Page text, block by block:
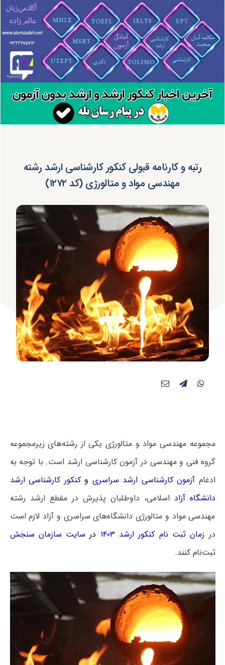
رتبه و کارنامه قبولی کنکور کارشناسی ارشد رشته
مهندسی مواد و متالورژی (کد ۱۲۷۲)
مجموعه مهندسی مواد و متالورژی یکی از رشته‌های زیرمجموعه
گروه فنی و مهندسی در آزمون کارشناسی ارشد است. با توجه به
ادغام آزمون کارشناسی ارشد سراسری وکنکور کارشناسی ارشد
دانشگاه آزاد اسلامی، داوطلبان پذیرش در مقطع ارشد رشته
مهندسی مواد و متالورژی دانشگاه‌های سراسری و آزاد لازم است
در زمان ثبت نام کنکور ارشد ۱۴۰۳ در سایت سازمان سنجش
ثبت‌نام کنند.